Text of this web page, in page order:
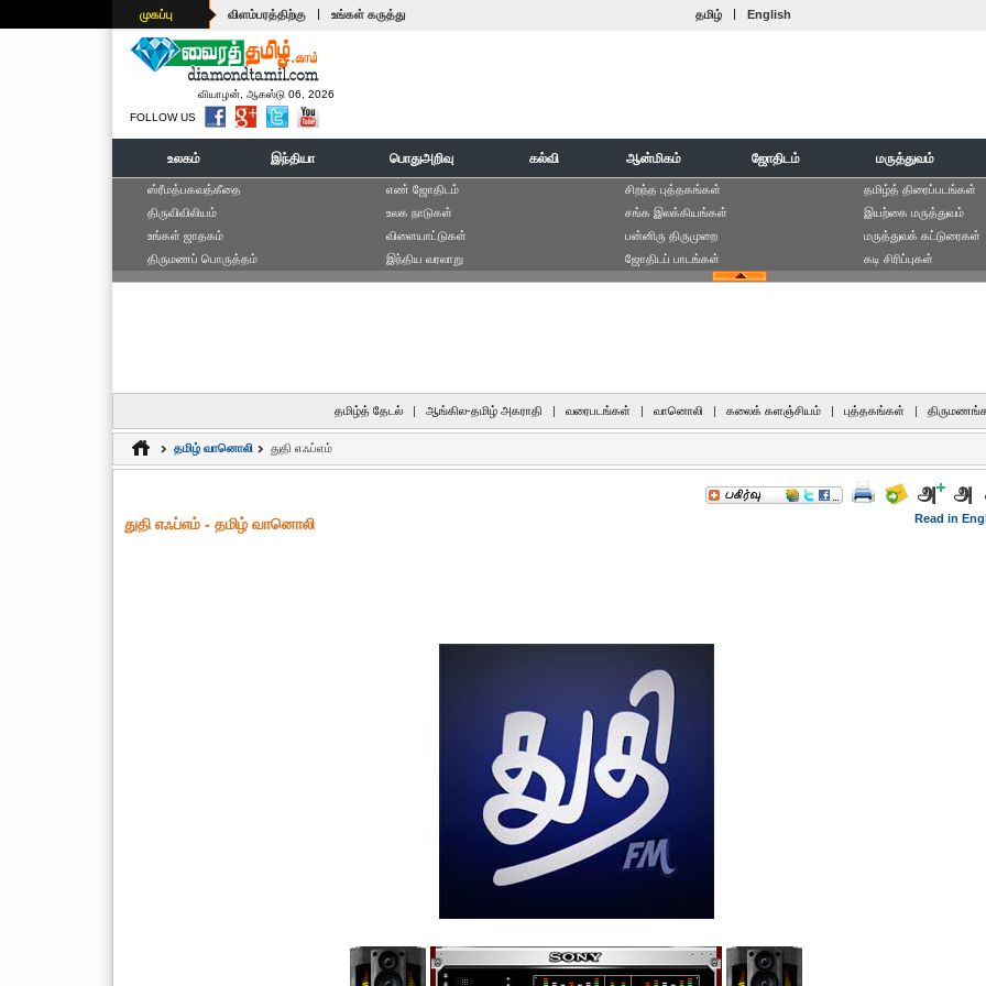
முகப்பு விளம்பரத்திற்கு | உங்கள் கருத்து தமிழ் | English
வியாழன், ஆகஸ்டு 06, 2026
FOLLOW US
உலகம் இந்தியா பொதுஅறிவு கல்வி ஆன்மிகம் ஜோதிடம் மருத்துவம்
ஸ்ரீமத்பகவத்கீதை
திருவிவிலியம்
உங்கள் ஜாதகம்
திருமணப் பொருத்தம்
எ‌ண் ஜோ‌திட‌ம்
உலக நாடுகள்
விளையாட்டுகள்
இந்திய வரலாறு
சிறந்த புத்தகங்கள்
சங்க இலக்கியங்கள்
பன்னிரு திருமுறை
ஜோதிடப் பாடங்கள்
தமிழ்த் திரைப்படங்கள்
இயற்கை மருத்துவம்
மருத்துவக் கட்டுரைகள்
கடி சிரிப்புகள்
தமிழ்த் தேடல் | ஆங்கில-தமிழ் அகராதி | வரைபடங்கள் | வானொலி | கலைக் களஞ்சியம் | புத்தகங்கள் |
தமிழ் வானொலி துதி எஃப்எம்
Read in
துதி எஃப்எம் - தமிழ் வானொலி